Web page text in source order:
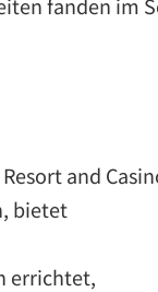
and
bietet
errichtet,